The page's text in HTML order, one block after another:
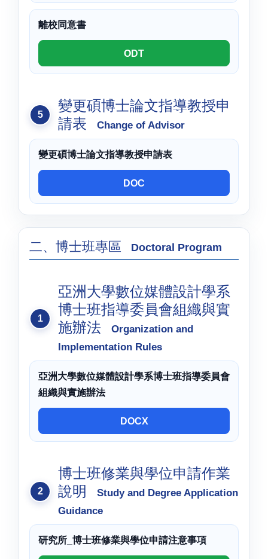
離校同意書
ODT
變更碩博士論文指導教授申
請表
Change of Advisor
變更碩博士論文指導教授申請表
DOC
二、博士班專區 Doctoral Program
亞洲大學數位媒體設計學系
博士班指導委員會組織與實
施辦法
Organization and
Implementation Rules
亞洲大學數位媒體設計學系博士班指導委員會
組織與實施辦法
DOCX
博士班修業與學位申請作業
說明
Study and Degree Application
Guidance
研究所_博士班修業與學位申請注意事項